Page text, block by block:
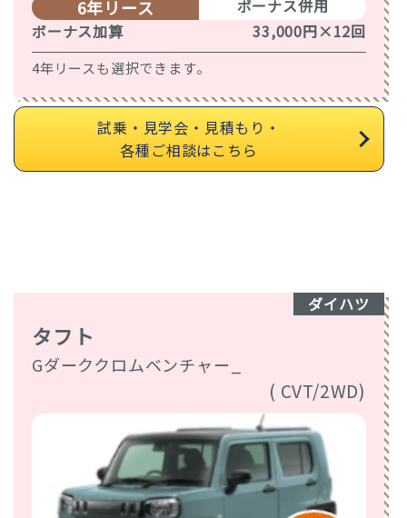
6年リース
ボーナス併用
ボーナス加算
33,000円×12回
4年リースも選択できます。
試乗・見学会・見積もり・
各種ご相談はこちら
ダイハツ
タフト
Gダーククロムベンチャー_
( CVT/2WD)